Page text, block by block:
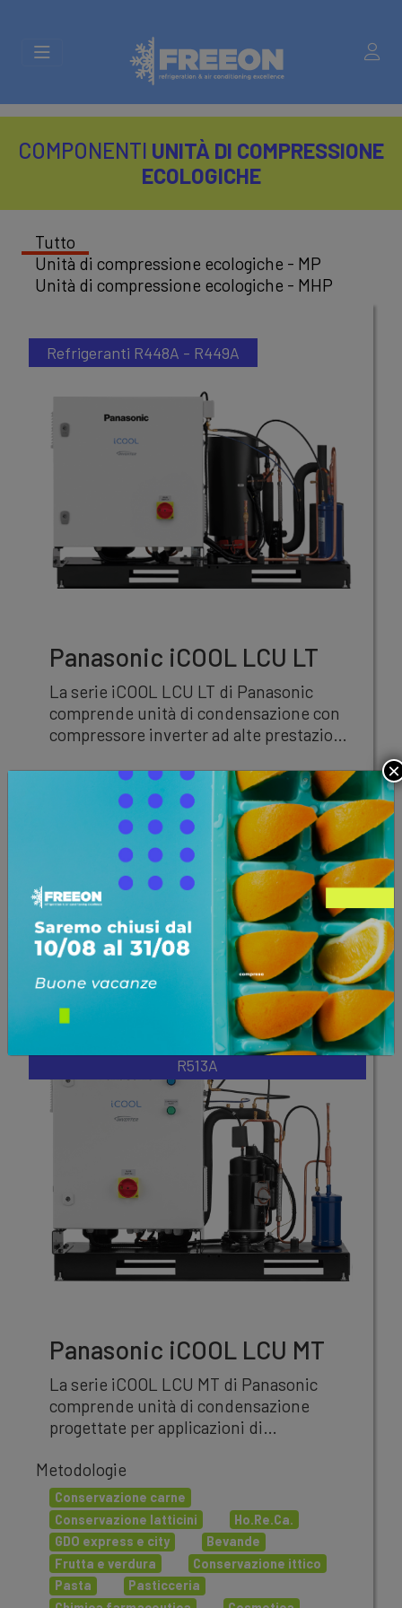
COMPONENTI UNITÀ DI COMPRESSIONE
ECOLOGICHE
Tutto
Unità di compressione ecologiche - MP
Unità di compressione ecologiche - MHP
Refrigeranti R448A - R449A
Panasonic iCOOL LCU LT
La serie iCOOL LCU LT di Panasonic
comprende unità di condensazione con
compressore inverter ad alte prestazioni
refrigerazione commerciale a bassa
temperatura (LT).
Metodologie
Conservazione carne
Conservazione latticini
Ho.Re.Ca.
GDO express e city
Bevande
Pasta
Pasticceria
Surgelati
Logistica
Refrigeranti R448A - R449A - R134a -
R513A
Panasonic iCOOL LCU MT
La serie iCOOL LCU MT di Panasonic
comprende unità di condensazione
progettate per applicazioni di
temperatura (MT).
Metodologie
Conservazione carne
Conservazione latticini
Ho.Re.Ca.
GDO express e city
Bevande
Frutta e verdura
Conservazione ittico
Pasta
Pasticceria
×